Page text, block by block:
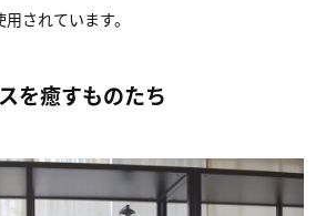
されています。
を癒すものたち